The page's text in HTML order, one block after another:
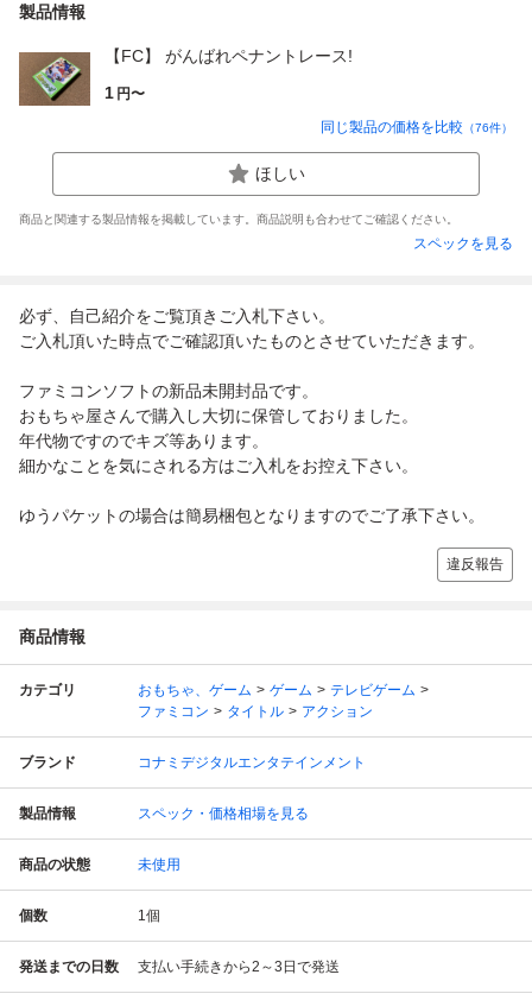
製品情報
【FC】 がんばれペナントレース!
1 円〜
同じ製品の価格を比較 （76件）
ほしい
商品と関連する製品情報を掲載しています。商品説明も合わせてご確認ください。
スペックを見る
必ず、自己紹介をご覧頂きご入札下さい。
ご入札頂いた時点でご確認頂いたものとさせていただきます。
ファミコンソフトの新品未開封品です。
おもちゃ屋さんで購入し大切に保管しておりました。
年代物ですのでキズ等あります。
細かなことを気にされる方はご入札をお控え下さい。
ゆうパケットの場合は簡易梱包となりますのでご了承下さい。
違反報告
商品情報
カテゴリ おもちゃ、ゲーム ゲーム
テレビゲーム
ファミコン
タイトル アクション
ブランド コナミデジタルエンタテインメント
製品情報 スペック・価格相場を見る
商品の状態 未使用
個数 1個
発送までの日数 支払い手続きから2～3日で発送